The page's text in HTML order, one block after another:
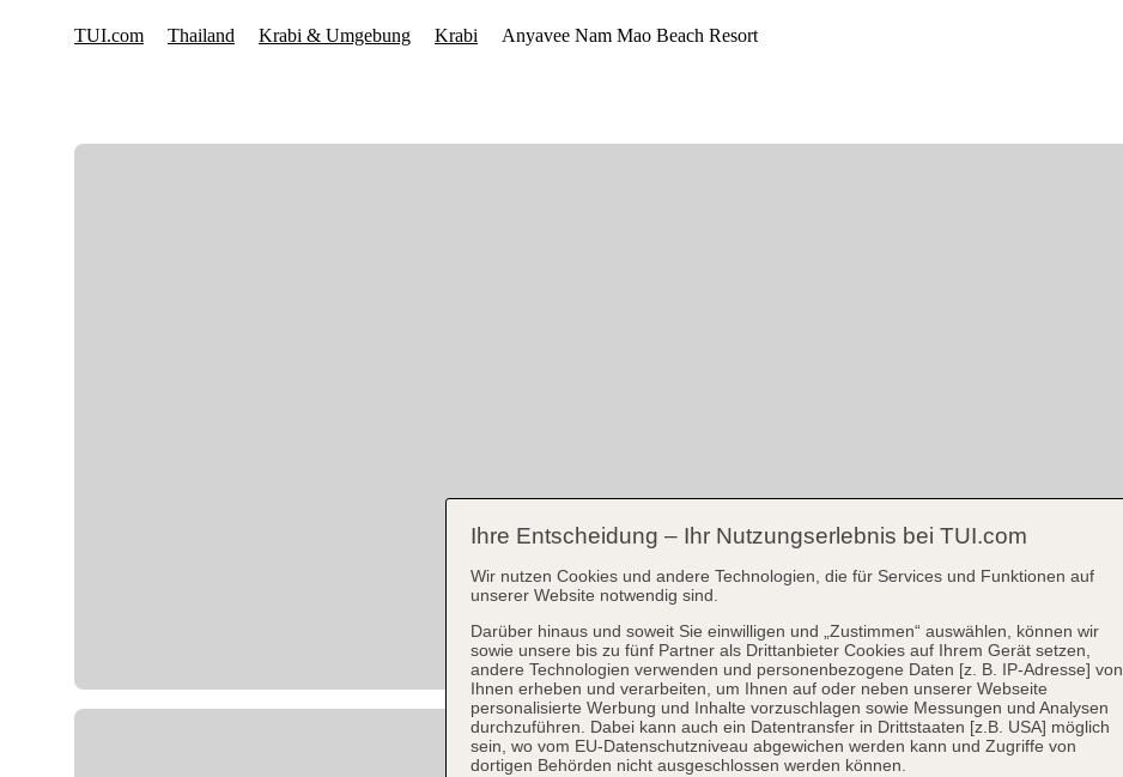
Ihre Entscheidung – Ihr Nutzungserlebnis bei TUI.com
Wir nutzen Cookies und andere Technologien, die für Services und Funktionen auf
unserer Website notwendig sind.
Darüber hinaus und soweit Sie einwilligen und „Zustimmen“ auswählen, können wir
sowie unsere bis zu fünf Partner als Drittanbieter Cookies auf Ihrem Gerät setzen,
andere Technologien verwenden und personenbezogene Daten [z. B. IP-Adresse] von
Ihnen erheben und verarbeiten, um Ihnen auf oder neben unserer Webseite
personalisierte Werbung und Inhalte vorzuschlagen sowie Messungen und Analysen
durchzuführen. Dabei kann auch ein Datentransfer in Drittstaaten [z.B. USA] möglich
sein, wo vom EU-Datenschutzniveau abgewichen werden kann und Zugriffe von
dortigen Behörden nicht ausgeschlossen werden können.